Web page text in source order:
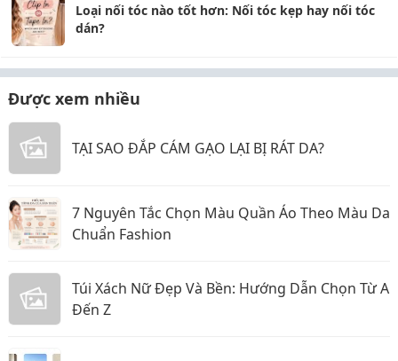
Loại nối tóc nào tốt hơn: Nối tóc kẹp hay nối tóc
dán?
Được xem nhiều
TẠI SAO ĐẮP CÁM GẠO LẠI BỊ RÁT DA?
7 Nguyên Tắc Chọn Màu Quần Áo Theo Màu Da
Chuẩn Fashion
Túi Xách Nữ Đẹp Và Bền: Hướng Dẫn Chọn Từ A
Đến Z